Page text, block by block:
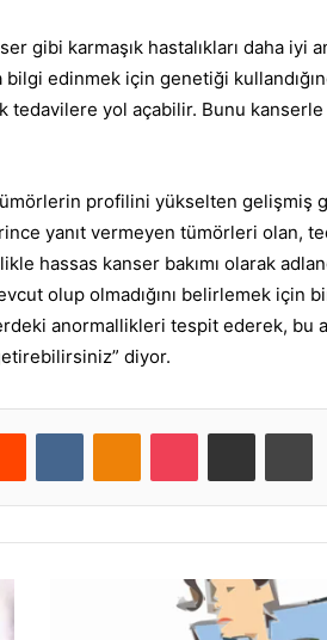
gibi karmaşık hastalıkları daha iyi
bilgi edinmek için genetiği
tedavilere yol açabilir. Bunu
profilini yükselten gelişmiş
yanıt vermeyen tümörleri olan,
hassas kanser bakımı olarak
olup olmadığını belirlemek için
anormallikleri tespit ederek, bu
diyor.